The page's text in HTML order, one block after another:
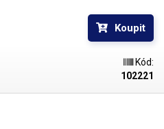
disponuje ochranou proti zkratu.
zdroje je i LED
Díky své malé velikosti lze tento
USB
Koupit
Kód:
102221